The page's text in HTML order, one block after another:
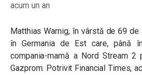
acum un an
Matthias Warnig, în vârstă de 69
în Germania de Est care, până
compania-mamă a Nord Stream 2
Gazprom. Potrivit Financial Times,